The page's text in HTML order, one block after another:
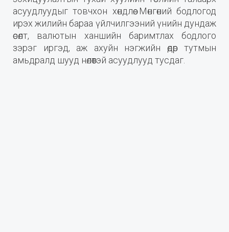
асуудлуудыг товчхон хөндлөө. Мөнгөний бодлогод
ирэх жилийн бараа үйлчилгээний үнийн дундаж
өсөлт, валютын ханшийн баримтлах бодлого
зэрэг иргэд, аж ахуйн нэгжийн өдөр тутмын
амьдралд шууд нөлөөтэй асуудлууд тусдаг.